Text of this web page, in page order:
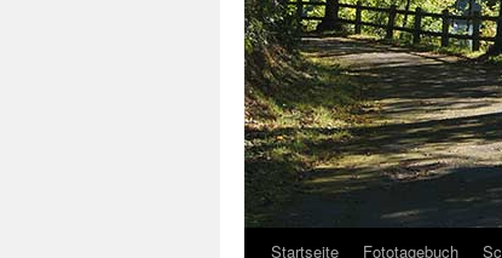
Startseite Fototagebuch